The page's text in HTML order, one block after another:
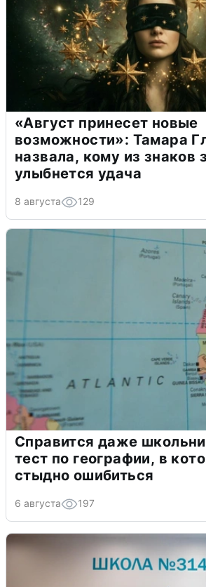
«Август принесет новые
возможности»: Тамара
назвала, кому из знаков
улыбнется удача
8 августа 129
Справится даже
тест по географии, в
стыдно ошибиться
6 августа 197